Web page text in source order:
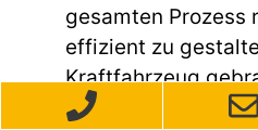
gesamten Prozess
effizient zu
Kraftfahrzeug
Unfallschaden